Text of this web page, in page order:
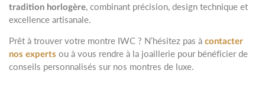
tradition horlogère, combinant précision, design technique et
excellence artisanale.
Prêt à trouver votre montre IWC ? N’hésitez pas à contacter
nos experts ou à vous rendre à la joaillerie pour bénéficier de
conseils personnalisés sur nos montres de luxe.